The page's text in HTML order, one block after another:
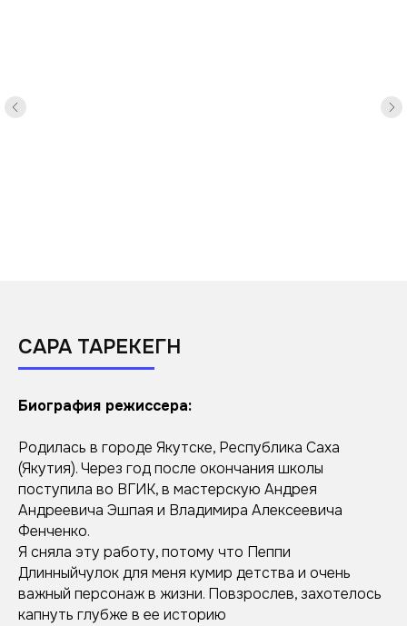
САРА ТАРЕКЕГН
Биография режиссера:
Родилась в городе Якутске, Республика Саха
(Якутия). Через год после окончания школы
поступила во ВГИК, в мастерскую Андрея
Андреевича Эшпая и Владимира Алексеевича
Фенченко.
Я сняла эту работу, потому что Пеппи
Длинныйчулок для меня кумир детства и очень
важный персонаж в жизни. Повзрослев, захотелось
капнуть глубже в ее историю